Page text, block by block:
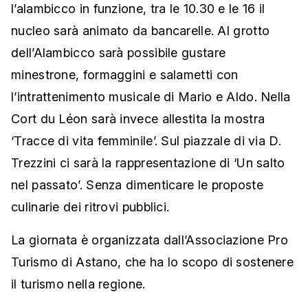
l’alambicco in funzione, tra le 10.30 e le 16 il
nucleo sarà animato da bancarelle. Al grotto
dell’Alambicco sarà possibile gustare
minestrone, formaggini e salametti con
l’intrattenimento musicale di Mario e Aldo. Nella
Cort du Léon sarà invece allestita la mostra
‘Tracce di vita femminile’. Sul piazzale di via D.
Trezzini ci sarà la rappresentazione di ‘Un salto
nel passato’. Senza dimenticare le proposte
culinarie dei ritrovi pubblici.
La giornata è organizzata dall’Associazione Pro
Turismo di Astano, che ha lo scopo di sostenere
il turismo nella regione.